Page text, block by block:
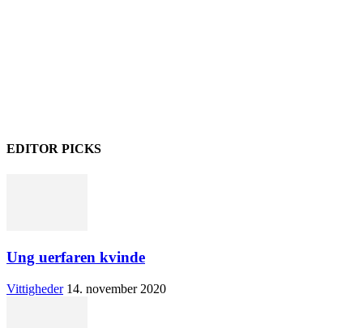
EDITOR PICKS
Ung uerfaren kvinde
Vittigheder 14. november 2020